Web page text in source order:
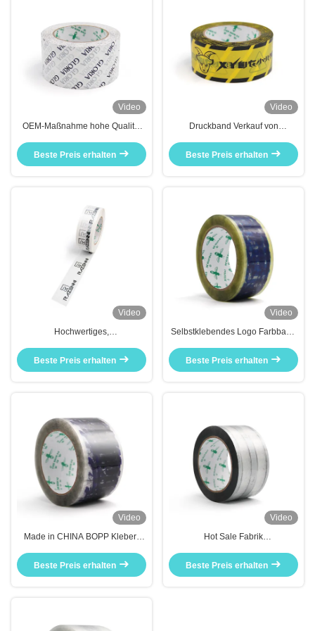
Video
OEM-Maßnahme hohe Qualität
Markenlieferanten
Beste Preis erhalten
Video
Druckband Verkauf von
Versandverpackungen
Beste Preis erhalten
Video
Hochwertiges,
Verpackungsteppich für
Beste Preis erhalten
Video
Selbstklebendes Logo Farbband
Versandverpackung Karton
Beste Preis erhalten
Video
Made in CHINA BOPP Kleber-
angepasster Service
Beste Preis erhalten
Video
Hot Sale Fabrik
für Logo Klebeband
Beste Preis erhalten